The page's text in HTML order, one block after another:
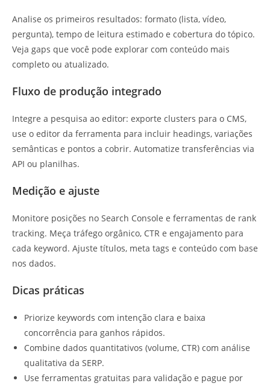
Analise os primeiros resultados: formato (lista, vídeo,
pergunta), tempo de leitura estimado e cobertura do tópico.
Veja gaps que você pode explorar com conteúdo mais
completo ou atualizado.
Fluxo de produção integrado
Integre a pesquisa ao editor: exporte clusters para o CMS,
use o editor da ferramenta para incluir headings, variações
semânticas e pontos a cobrir. Automatize transferências via
API ou planilhas.
Medição e ajuste
Monitore posições no Search Console e ferramentas de rank
tracking. Meça tráfego orgânico, CTR e engajamento para
cada keyword. Ajuste títulos, meta tags e conteúdo com base
nos dados.
Dicas práticas
Priorize keywords com intenção clara e baixa
concorrência para ganhos rápidos.
Combine dados quantitativos (volume, CTR) com análise
qualitativa da SERP.
Use ferramentas gratuitas para validação e pague por